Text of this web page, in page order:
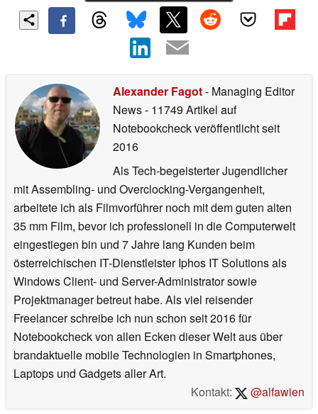
Alexander Fagot- Managing Editor
News- 11749 Artikel auf
Notebookcheck veröffentlichtseit
2016
Als Tech-begeisterter Jugendlicher
mit Assembling- und Overclocking-Vergangenheit,
arbeitete ich als Filmvorführer noch mit dem guten alten
35 mm Film, bevor ich professionell in die Computerwelt
eingestiegen bin und 7 Jahre lang Kunden beim
österreichischen IT-Dienstleister Iphos IT Solutions als
Windows Client- und Server-Administrator sowie
Projektmanager betreut habe. Als viel reisender
Freelancer schreibe ich nun schon seit 2016 für
Notebookcheck von allen Ecken dieser Welt aus über
brandaktuelle mobile Technologien in Smartphones,
Laptops und Gadgets aller Art.
Kontakt:
@alfawien